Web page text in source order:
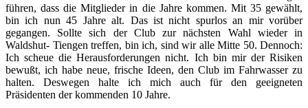
führen, dass die Mitglieder in die Jahre kommen. Mit 35 gewählt,
bin ich nun 45 Jahre alt. Das ist nicht spurlos an mir vorüber
gegangen. Sollte sich der Club zur nächsten Wahl wieder in
Waldshut- Tiengen treffen, bin ich, sind wir alle Mitte 50. Dennoch:
Ich scheue die Herausforderungen nicht. Ich bin mir der Risiken
bewußt, ich habe neue, frische Ideen, den Club im Fahrwasser zu
halten. Deswegen halte ich mich auch für den geeigneten
Präsidenten der kommenden 10 Jahre.